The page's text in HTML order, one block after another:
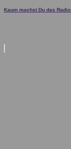
Kaum machst Du das